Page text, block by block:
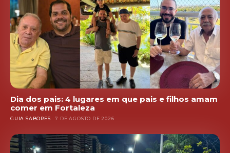
Dia dos pais: 4 lugares em que pais e filhos amam
comer em Fortaleza
GUIA SABORES 7 DE AGOSTO DE 2026